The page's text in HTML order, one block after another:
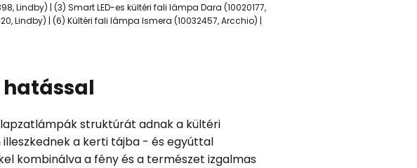
Lindby) | (3) Smart LED-es kültéri fali lámpa Dara (10020177,
Lindby) | (6) Kültéri fali lámpa Ismera (10032457, Arcchio) |
struktúrát adnak a kültéri
a kerti tájba - és egyúttal
kombinálva a fény és a természet izgalmas